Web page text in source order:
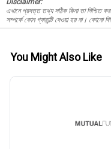
Disclaimer:
এখানে প্রদত্ত তথ্য সঠিক কিনা তা নিশ্চিত
সম্পর্কে কোন গ্যারান্টি দেওয়া হয় না। কোনো
You Might Also Like